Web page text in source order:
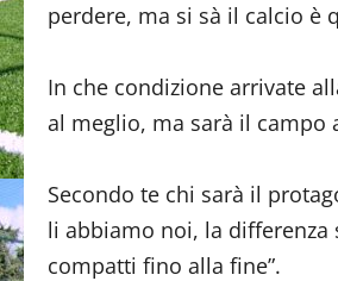
perdere, ma si sà il calcio è
In che condizione arrivate
al meglio, ma sarà il campo
Secondo te chi sarà il
li abbiamo noi, la differenza
compatti fino alla fine”.